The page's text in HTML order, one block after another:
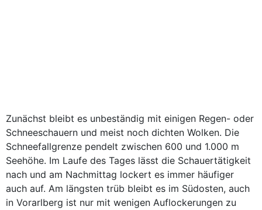
Zunächst bleibt es unbeständig mit einigen Regen- oder
Schneeschauern und meist noch dichten Wolken. Die
Schneefallgrenze pendelt zwischen 600 und 1.000 m
Seehöhe. Im Laufe des Tages lässt die Schauertätigkeit
nach und am Nachmittag lockert es immer häufiger
auch auf. Am längsten trüb bleibt es im Südosten, auch
in Vorarlberg ist nur mit wenigen Auflockerungen zu